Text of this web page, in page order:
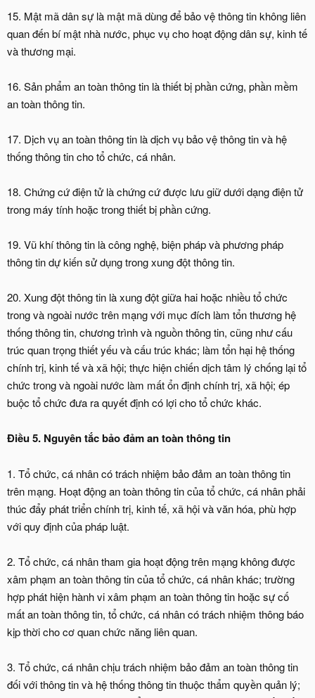
15. Mật mã dân sự là mật mã dùng để bảo vệ thông tin không liên
quan đến bí mật nhà nước, phục vụ cho hoạt động dân sự, kinh tế
và thương mại.
16. Sản phẩm an toàn thông tin là thiết bị phần cứng, phần mềm
an toàn thông tin.
17. Dịch vụ an toàn thông tin là dịch vụ bảo vệ thông tin và hệ
thống thông tin cho tổ chức, cá nhân.
18. Chứng cứ điện tử là chứng cứ được lưu giữ dưới dạng điện tử
trong máy tính hoặc trong thiết bị phần cứng.
19. Vũ khí thông tin là công nghệ, biện pháp và phương pháp
thông tin dự kiến sử dụng trong xung đột thông tin.
20. Xung đột thông tin là xung đột giữa hai hoặc nhiều tổ chức
trong và ngoài nước trên mạng với mục đích làm tổn thương hệ
thống thông tin, chương trình và nguồn thông tin, cũng như cấu
trúc quan trọng thiết yếu và cấu trúc khác; làm tổn hại hệ thống
chính trị, kinh tế và xã hội; thực hiện chiến dịch tâm lý chống lại tổ
chức trong và ngoài nước làm mất ổn định chính trị, xã hội; ép
buộc tổ chức đưa ra quyết định có lợi cho tổ chức khác.
Điều 5. Nguyên tắc bảo đảm an toàn thông tin
1. Tổ chức, cá nhân có trách nhiệm bảo đảm an toàn thông tin
trên mạng. Hoạt động an toàn thông tin của tổ chức, cá nhân phải
thúc đẩy phát triển chính trị, kinh tế, xã hội và văn hóa, phù hợp
với quy định của pháp luật.
2. Tổ chức, cá nhân tham gia hoạt động trên mạng không được
xâm phạm an toàn thông tin của tổ chức, cá nhân khác; trường
hợp phát hiện hành vi xâm phạm an toàn thông tin hoặc sự cố
mất an toàn thông tin, tổ chức, cá nhân có trách nhiệm thông báo
kịp thời cho cơ quan chức năng liên quan.
3. Tổ chức, cá nhân chịu trách nhiệm bảo đảm an toàn thông tin
đối với thông tin và hệ thống thông tin thuộc thẩm quyền quản lý;